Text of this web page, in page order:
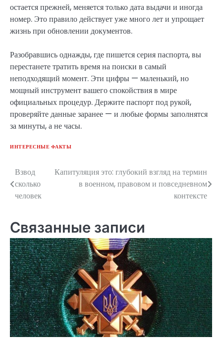
остается прежней, меняется только дата выдачи и иногда
номер. Это правило действует уже много лет и упрощает
жизнь при обновлении документов.
Разобравшись однажды, где пишется серия паспорта, вы
перестанете тратить время на поиски в самый
неподходящий момент. Эти цифры — маленький, но
мощный инструмент вашего спокойствия в мире
официальных процедур. Держите паспорт под рукой,
проверяйте данные заранее — и любые формы заполнятся
за минуты, а не часы.
ИНТЕРЕСНЫЕ ФАКТЫ
Навигация
по
Взвод
сколько
человек
Капитуляция это: глубокий взгляд на термин
в военном, правовом и повседневном
контексте
Связанные записи